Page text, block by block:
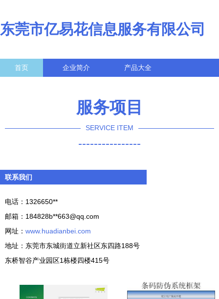
东莞市亿易花信息服务有限公司
首页 企业简介 产品大全
服务项目
SERVICE ITEM
----------------
联系我们
电话：1326650**
邮箱：184828b**663@qq.com
网址： www.huadianbei.com
地址：东莞市东城街道立新社区东四路188号
东桥智谷产业园区1栋楼四楼415号